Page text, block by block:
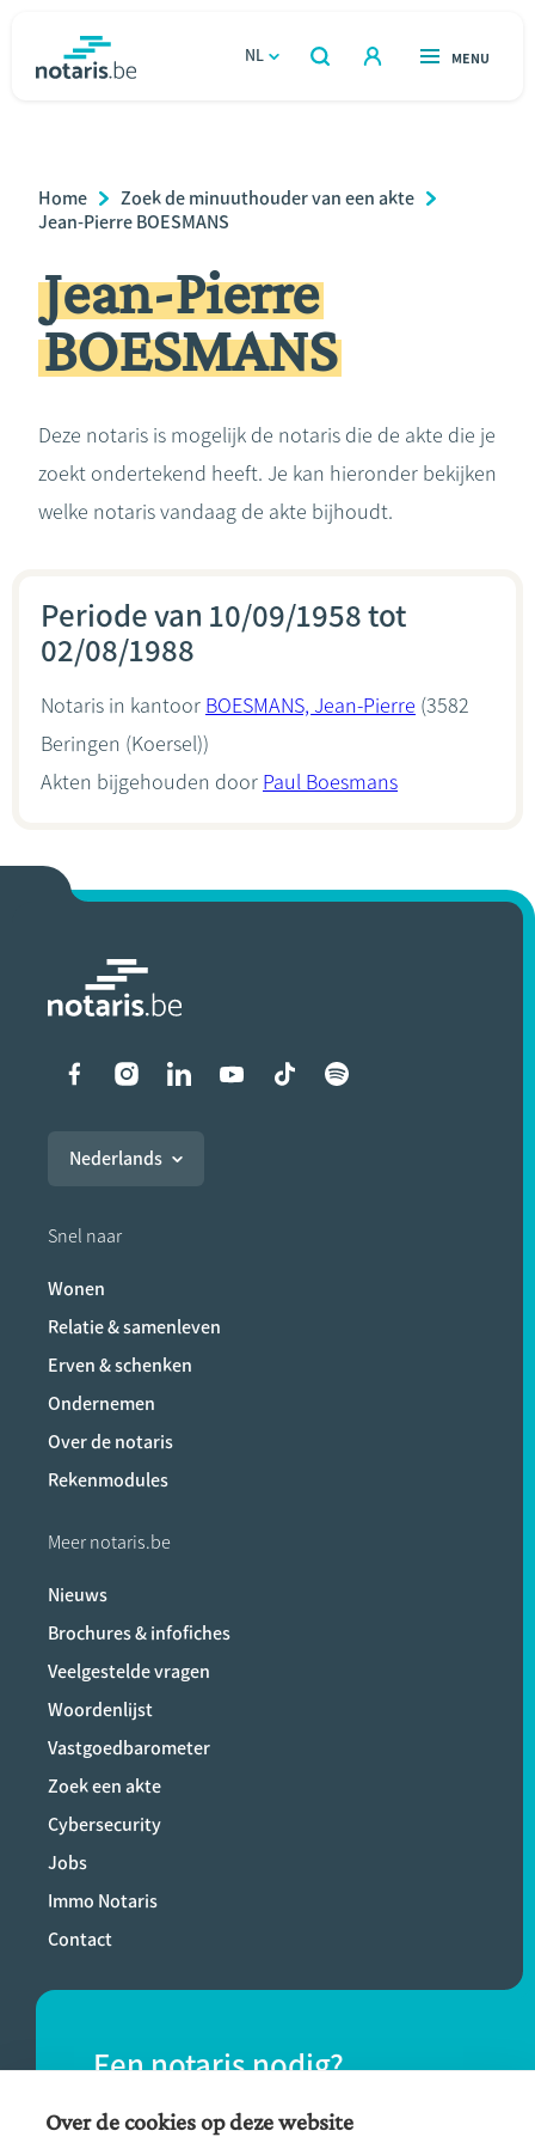
gaan
NL
OPEN
ZOEKEN
OPEN
MENU
Relatie & samenleven
Erven & schenken
Ondernemen
Rekenmodules
Breadcrumb
Home
Zoek de minuuthouder van een akte
Jean-Pierre BOESMANS
Jean-Pierre
BOESMANS
Deze notaris is mogelijk de notaris die de akte die je
zoekt ondertekend heeft. Je kan hieronder bekijken
welke notaris vandaag de akte bijhoudt.
Periode van 10/09/1958 tot
02/08/1988
Notaris in kantoor BOESMANS, Jean-Pierre (3582
Beringen (Koersel))
Akten bijgehouden door Paul Boesmans
Liens vers les réseaux
Nederlands
Snel naar
Wonen
Relatie & samenleven
Erven & schenken
Ondernemen
Over de notaris
Rekenmodules
Meer notaris.be
Nieuws
Brochures & infofiches
Veelgestelde vragen
Woordenlijst
Vastgoedbarometer
Zoek een akte
Cybersecurity
Jobs
Immo Notaris
Contact
Een notaris nodig?
Vind eenvoudig een notaris bij jou in de
Over de cookies op deze website